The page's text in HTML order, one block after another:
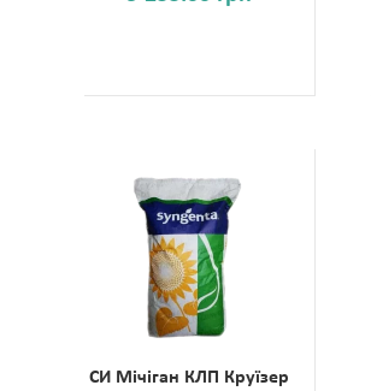
СИ Мічіган КЛП Круїзер